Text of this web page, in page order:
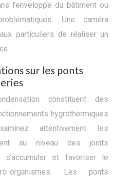
l’enveloppe du bâtiment ou
Une caméra
particuliers de réaliser un
sur les ponts
constituent des
hygrothermiques
attentivement les
au niveau des joints
s’accumuler et favoriser le
organismes. Les ponts